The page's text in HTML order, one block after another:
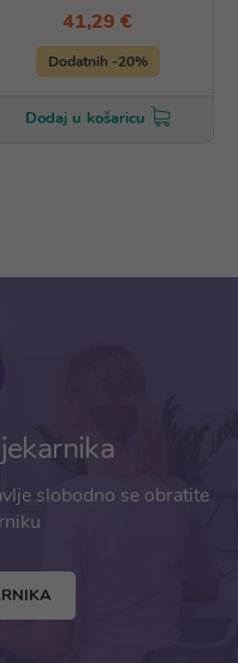
41,29 €
Dodatnih -20%
Dodaj u košaricu
slobodno se obratite